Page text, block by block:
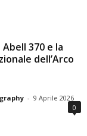
Abell 370 e la
dell’Arco
- 9 Aprile 2026
0